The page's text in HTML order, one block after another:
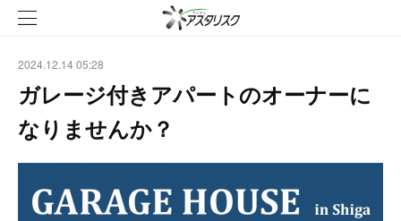
2024.12.14 05:28
ガレージ付きアパートのオーナーに
なりませんか？